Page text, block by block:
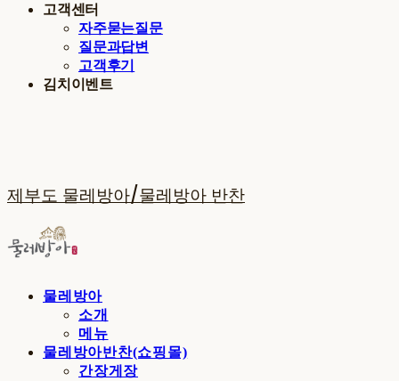
고객센터
자주묻는질문
질문과답변
고객후기
김치이벤트
제부도 물레방아/물레방아 반찬
물레방아
소개
메뉴
물레방아반찬(쇼핑몰)
간장게장